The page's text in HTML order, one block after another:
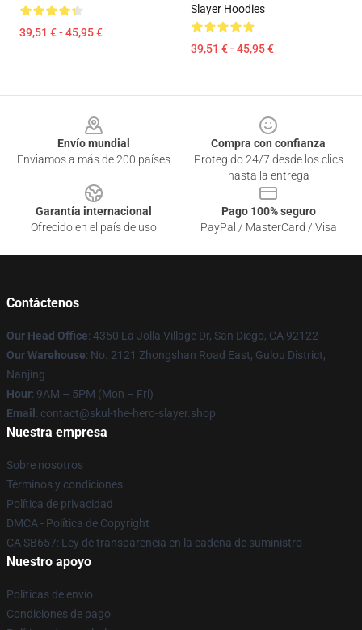
39,51 € - 45,95 €
Slayer Hoodies
39,51 € - 45,95 €
Envío mundial
Enviamos a más de 200 países
Compra con confianza
Protegido 24/7 desde los clics
hasta la entrega
Garantía internacional
Ofrecido en el país de uso
Pago 100% seguro
PayPal / MasterCard / Visa
Contáctenos
Our Head Office: 4350 La Jolla Village Dr, San Diego, CA 92122
Our Warehouse: No. 2121 Zhongshan Road East, Gulou District,
Nanjing
Hour: 9AM – 5PM (Mon – Fri)
Email : contact@skul-the-hero-slayer.shop
Nuestra empresa
Sobre nosotros
Términos y condiciones
Política de privacidad
DMCA - Política de Copyright
CA SB657: Ley de transparencia en la cadena de suministro
Nuestro apoyo
Políticas de envío
Condiciones de pago